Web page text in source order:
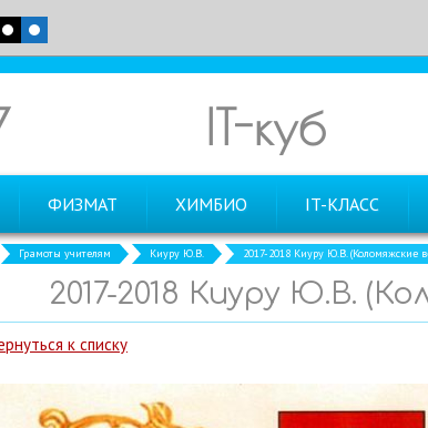
IT-куб
ФИЗМАТ ХИМБИО IT-КЛАСС
Грамоты учителям Киуру Ю.В. 2017-2018 Киуру Ю.В. (Коломяжские
2017-2018 Киуру Ю.В.
к списку